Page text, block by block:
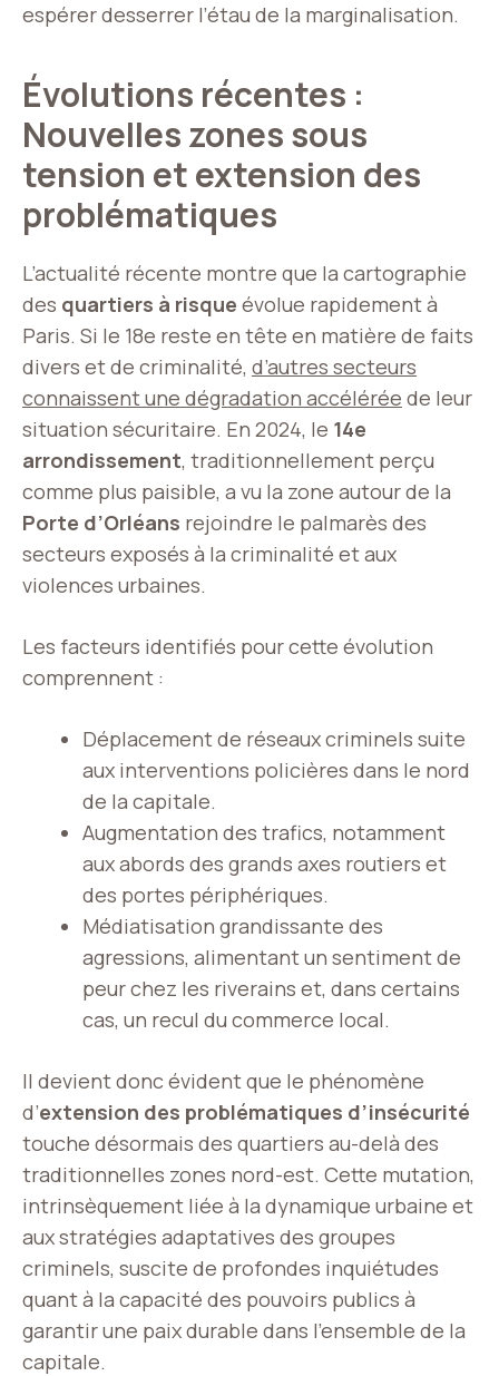
espérer desserrer l’étau de la marginalisation.
Évolutions récentes :
Nouvelles zones sous
tension et extension des
problématiques
L’actualité récente montre que la cartographie
des quartiers à risque évolue rapidement à
Paris. Si le 18e reste en tête en matière de faits
divers et de criminalité, d’autres secteurs
connaissent une dégradation accélérée de leur
situation sécuritaire. En 2024, le 14e
arrondissement, traditionnellement perçu
comme plus paisible, a vu la zone autour de la
Porte d’Orléans rejoindre le palmarès des
secteurs exposés à la criminalité et aux
violences urbaines.
Les facteurs identifiés pour cette évolution
comprennent :
Déplacement de réseaux criminels suite
aux interventions policières dans le nord
de la capitale.
Augmentation des trafics, notamment
aux abords des grands axes routiers et
des portes périphériques.
Médiatisation grandissante des
agressions, alimentant un sentiment de
peur chez les riverains et, dans certains
cas, un recul du commerce local.
Il devient donc évident que le phénomène
d’extension des problématiques d’insécurité
touche désormais des quartiers au-delà des
traditionnelles zones nord-est. Cette mutation,
intrinsèquement liée à la dynamique urbaine et
aux stratégies adaptatives des groupes
criminels, suscite de profondes inquiétudes
quant à la capacité des pouvoirs publics à
garantir une paix durable dans l’ensemble de la
capitale.